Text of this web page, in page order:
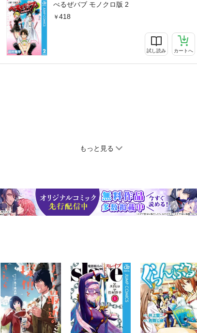
べるぜバブ モノクロ版 2
418
試し読み カートへ
もっと見る